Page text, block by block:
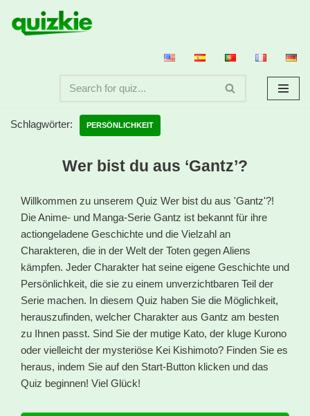
Zum
Schlagwörter: PERSÖNLICHKEIT
Wer bist du aus ‘Gantz’?
Willkommen zu unserem Quiz Wer bist du aus 'Gantz'?!
Die Anime- und Manga-Serie Gantz ist bekannt für ihre
actiongeladene Geschichte und die Vielzahl an
Charakteren, die in der Welt der Toten gegen Aliens
kämpfen. Jeder Charakter hat seine eigene Geschichte und
Persönlichkeit, die sie zu einem unverzichtbaren Teil der
Serie machen. In diesem Quiz haben Sie die Möglichkeit,
herauszufinden, welcher Charakter aus Gantz am besten
zu Ihnen passt. Sind Sie der mutige Kato, der kluge Kurono
oder vielleicht der mysteriöse Kei Kishimoto? Finden Sie es
heraus, indem Sie auf den Start-Button klicken und das
Quiz beginnen! Viel Glück!